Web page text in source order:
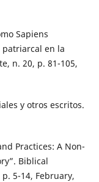
Sapiens
en la
n. 20, p. 81-105,
y otros escritos.
Practices: A Non-
Biblical
5-14, February,